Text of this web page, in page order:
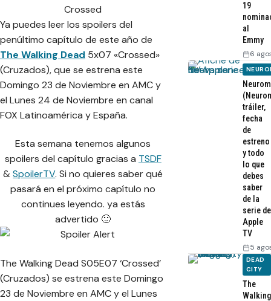
Ya puedes leer los spoilers del
penúltimo capítulo de este año de
The Walking Dead 5x07 «Crossed»
(Cruzados), que se estrena este
Domingo 23 de Noviembre en AMC y
el Lunes 24 de Noviembre en canal
FOX Latinoamérica y España.
Esta semana tenemos algunos
spoilers del capítulo gracias a TSDF
&SpoilerTV. Si no quieres saber qué
pasará en el próximo capítulo no
continues leyendo. ya estás
advertido 🙂
The Walking Dead S05E07 ‘Crossed’
(Cruzados) se estrena este Domingo
23 de Noviembre en AMC y el Lunes
19
al
Emmy
6
tráiler,
fecha
de
estreno
y todo
lo que
debes
saber
de la
serie de
Apple
TV
5
DEAD
CITY
The
Walking